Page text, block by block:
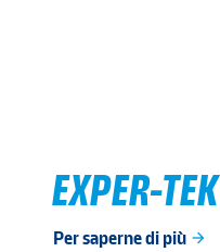
EXPER-TEK
Per saperne di più arrow_forward